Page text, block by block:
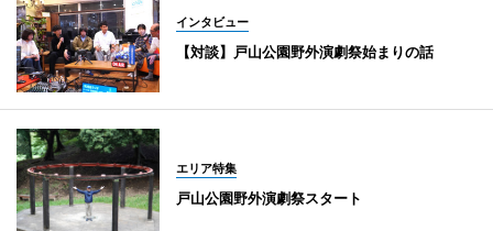
インタビュー
【対談】戸山公園野外演劇祭始まりの話
エリア特集
戸山公園野外演劇祭スタート